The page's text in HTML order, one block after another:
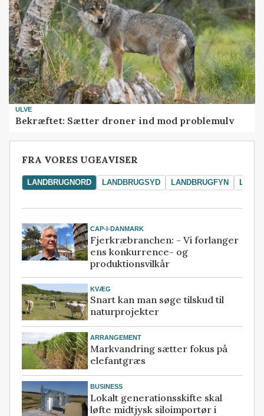
ULVE
Bekræftet: Sætter droner ind mod problemulv
FRA VORES UGEAVISER
LANDBRUGNORD LANDBRUGSYD LANDBRUGFYN
CAP-I-DANMARK
Fjerkræbranchen: - Vi forlanger
ens konkurrence- og
produktionsvilkår
KVÆG
Snart kan man søge tilskud til
naturprojekter
ARRANGEMENT
Markvandring sætter fokus på
elefantgræs
BUSINESS
Lokalt generationsskifte skal
løfte midtjysk siloimportør i